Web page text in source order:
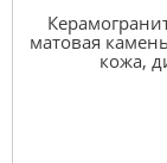
матовая
кожа,